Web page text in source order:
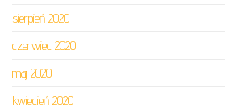
sierpień 2020
czerwiec 2020
maj 2020
kwiecień 2020